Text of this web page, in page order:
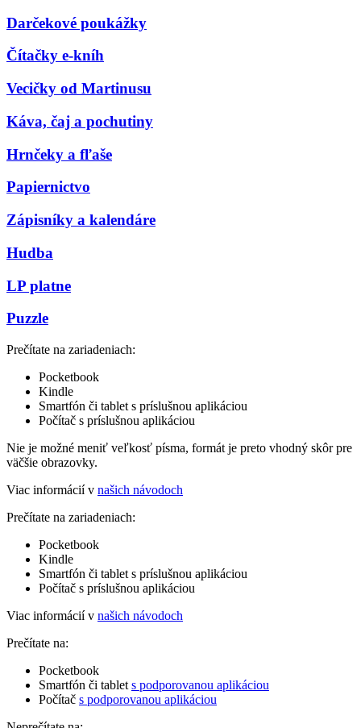
Darčekové poukážky
Čítačky e-kníh
Vecičky od Martinusu
Káva, čaj a pochutiny
Hrnčeky a fľaše
Papiernictvo
Zápisníky a kalendáre
Hudba
LP platne
Puzzle
Prečítate na zariadeniach:
Pocketbook
Kindle
Smartfón či tablet s príslušnou aplikáciou
Počítač s príslušnou aplikáciou
Nie je možné meniť veľkosť písma, formát je preto vhodný skôr pre
väčšie obrazovky.
Viac informácií v našich návodoch
Prečítate na zariadeniach:
Pocketbook
Kindle
Smartfón či tablet s príslušnou aplikáciou
Počítač s príslušnou aplikáciou
Viac informácií v našich návodoch
Prečítate na:
Pocketbook
Smartfón či tablet s podporovanou aplikáciou
Počítač s podporovanou aplikáciou